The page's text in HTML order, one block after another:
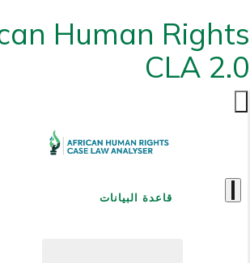
Human Rights
CLA 2.0
قاعدة البيانات